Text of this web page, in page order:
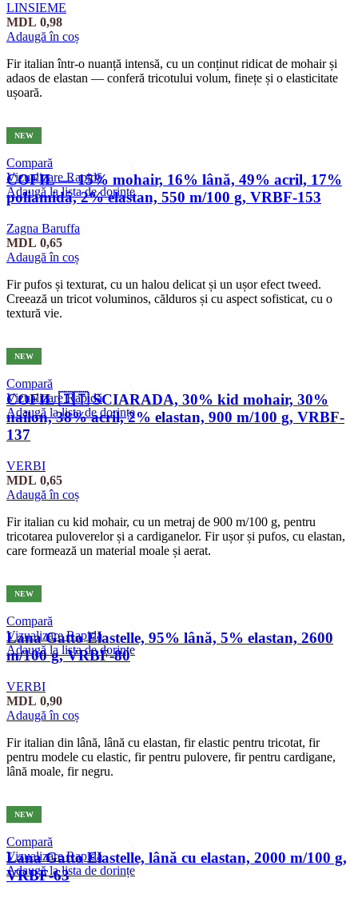
LINSIEME
MDL 0,98
Adaugă în coș
Fir italian într-o nuanță intensă, cu un conținut ridicat de mohair și
adaos de elastan — conferă tricotului volum, finețe și o elasticitate
ușoară.
NEW
Compară
Vizualizare Rapidă
Adaugă la lista de dorințe
COFIL — 15% mohair, 16% lână, 49% acril, 17%
poliamidă, 2% elastan, 550 m/100 g, VRBF-153
Zagna Baruffa
MDL 0,65
Adaugă în coș
Fir pufos și texturat, cu un halou delicat și un ușor efect tweed.
Creează un tricot voluminos, călduros și cu aspect sofisticat, cu o
textură vie.
NEW
Compară
Vizualizare Rapidă
Adaugă la lista de dorințe
COFIL 🇮🇹 SCIARADA, 30% kid mohair, 30%
nailon, 38% acril, 2% elastan, 900 m/100 g, VRBF-
137
VERBI
MDL 0,65
Adaugă în coș
Fir italian cu kid mohair, cu un metraj de 900 m/100 g, pentru
tricotarea puloverelor și a cardiganelor. Fir ușor și pufos, cu elastan,
care formează un material moale și aerat.
NEW
Compară
Vizualizare Rapidă
Adaugă la lista de dorințe
Lana Gatto Elastelle, 95% lână, 5% elastan, 2600
m/100 g, VRBF-80
VERBI
MDL 0,90
Adaugă în coș
Fir italian din lână, lână cu elastan, fir elastic pentru tricotat, fir
pentru modele cu elastic, fir pentru pulovere, fir pentru cardigane,
lână moale, fir negru.
NEW
Compară
Vizualizare Rapidă
Adaugă la lista de dorințe
Lana Gatto Elastelle, lână cu elastan, 2000 m/100 g,
VRBF-63